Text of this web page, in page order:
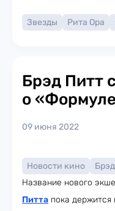
Звезды Рита Ора
Брэд Питт
о
09 июня 2022
Новости кино
Название нового
Питта пока держится